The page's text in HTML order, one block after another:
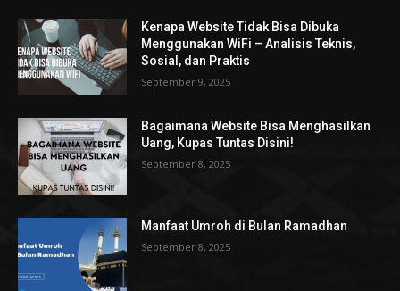
Kenapa Website Tidak Bisa Dibuka
Menggunakan WiFi – Analisis Teknis,
Sosial, dan Praktis
September 9, 2025
Bagaimana Website Bisa Menghasilkan
Uang, Kupas Tuntas Disini!
September 8, 2025
Manfaat Umroh di Bulan Ramadhan
September 8, 2025